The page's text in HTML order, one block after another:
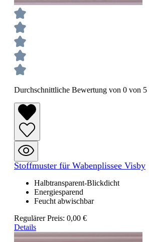
Durchschnittliche Bewertung von 0 von 5
Stoffmuster für Wabenplissee Visby
Halbtransparent-Blickdicht
Energiesparend
Feucht abwischbar
Regulärer Preis: 0,00 €
Details